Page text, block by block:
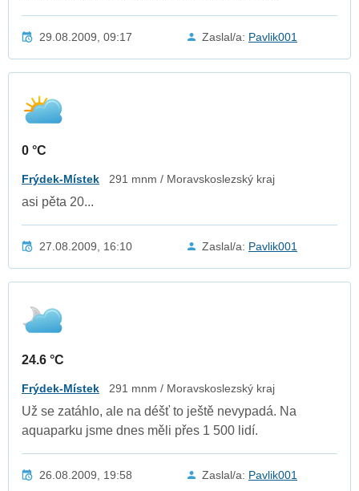
29.08.2009, 09:17 Zaslal/a: Pavlik001
0 °C
Frýdek-Místek 291 mnm / Moravskoslezský kraj
asi pěta 20...
27.08.2009, 16:10 Zaslal/a: Pavlik001
24.6 °C
Frýdek-Místek 291 mnm / Moravskoslezský kraj
Už se zatáhlo, ale na déšť to ještě nevypadá. Na
aquaparku jsme dnes měli přes 1 500 lidí.
26.08.2009, 19:58 Zaslal/a: Pavlik001